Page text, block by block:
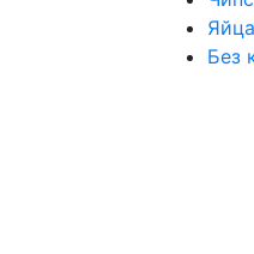
Яйца
Без